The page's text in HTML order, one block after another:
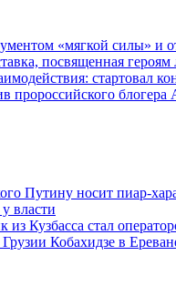
«мягкой силы» и
посвященная
стартовал
пророссийского блогера
Путину носит пиар-
власти
из Кузбасса стал
Кобахидзе в